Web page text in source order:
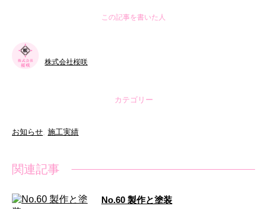
この記事を書いた人
株式会社桜咲
カテゴリー
お知らせ 施工実績
関連記事
No.60 製作と塗装